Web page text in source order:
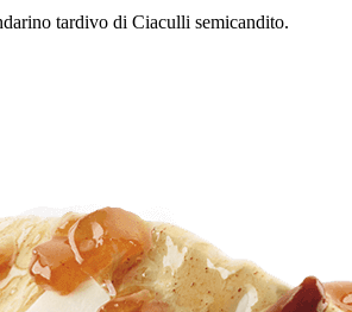
tardivo di Ciaculli semicandito.